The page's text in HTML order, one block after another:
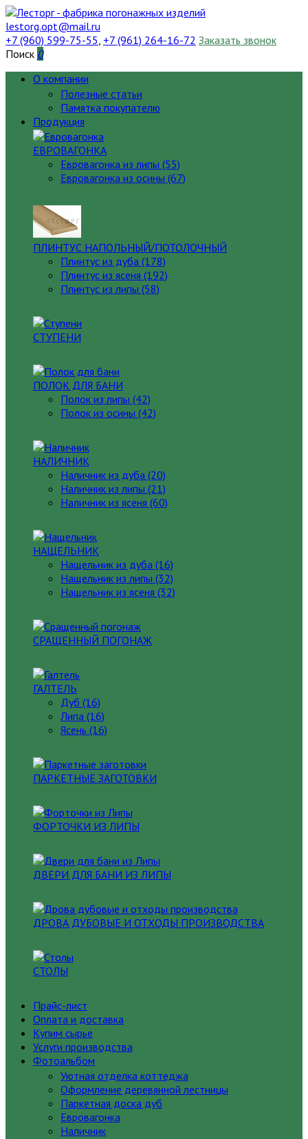
lestorg.opt@mail.ru
+7 (960) 599-75-55, +7 (961) 264-16-72 Заказать звонок
Поиск 0
О компании
Полезные статьи
Памятка покупателю
Продукция
ЕВРОВАГОНКА
Евровагонка из липы (55)
Евровагонка из осины (67)
ПЛИНТУС НАПОЛЬНЫЙ/ПОТОЛОЧНЫЙ
Плинтус из дуба (178)
Плинтус из ясеня (192)
Плинтус из липы (58)
СТУПЕНИ
ПОЛОК ДЛЯ БАНИ
Полок из липы (42)
Полок из осины (42)
НАЛИЧНИК
Наличник из дуба (20)
Наличник из липы (21)
Наличник из ясеня (60)
НАЩЕЛЬНИК
Нащельник из дуба (16)
Нащельник из липы (32)
Нащельник из ясеня (32)
СРАЩЕННЫЙ ПОГОНАЖ
ГАЛТЕЛЬ
Дуб (16)
Липа (16)
Ясень (16)
ПАРКЕТНЫЕ ЗАГОТОВКИ
ФОРТОЧКИ ИЗ ЛИПЫ
ДВЕРИ ДЛЯ БАНИ ИЗ ЛИПЫ
ДРОВА ДУБОВЫЕ И ОТХОДЫ ПРОИЗВОДСТВА
СТОЛЫ
Прайс-лист
Оплата и доставка
Купим сырье
Услуги производства
Фотоальбом
Уютная отделка коттеджа
Оформление деревянной лестницы
Паркетная доска дуб
Евровагонка
Наличник